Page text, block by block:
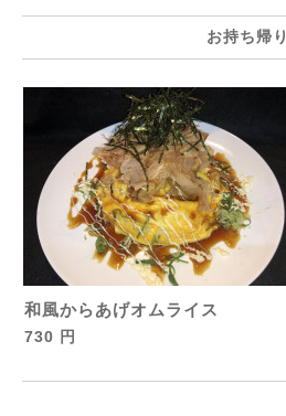
お持ち帰り
和風からあげオムライス
730 円